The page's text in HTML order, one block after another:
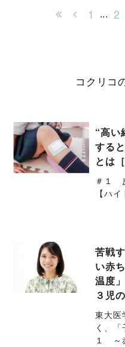
1 ... 2
コクリコ
“高
する
とは
＃１
【ハ
苦戦
い赤
温度
３児
東大医
く、
１ ～